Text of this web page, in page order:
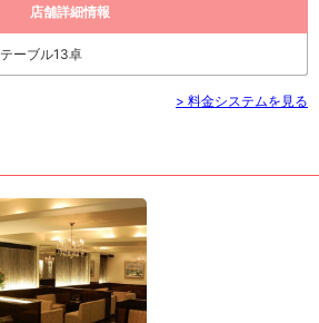
店舗詳細情報
テーブル13卓
> 料金システムを見る